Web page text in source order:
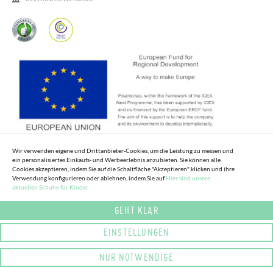
Wir verwenden eigene und Drittanbieter-Cookies, um die Leistung zu messen und
ein personalisiertes Einkaufs- und Werbeerlebnis anzubieten. Sie können alle
Cookies akzeptieren, indem Sie auf die Schaltfläche "Akzeptieren" klicken und ihre
Verwendung konfigurieren oder ablehnen, indem Sie aufHier sind unsere
aktuellen Schuhe für Kinder.
GEHT KLAR
EINSTELLUNGEN
NUR NOTWENDIGE